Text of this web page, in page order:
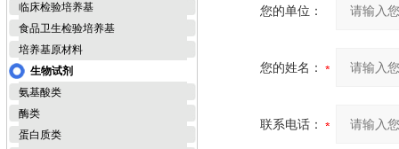
临床检验培养基
食品卫生检验培养基
培养基原材料
生物试剂
氨基酸类
酶类
蛋白质类
您的单位：
您的姓名：
联系电话：